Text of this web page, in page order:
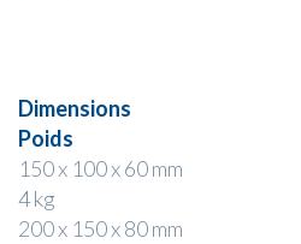
Dimensions
Poids
150 x 100 x 60 mm
4 kg
200 x 150 x 80 mm